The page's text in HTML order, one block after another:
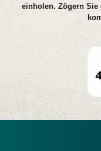
einholen. Zögern Sie